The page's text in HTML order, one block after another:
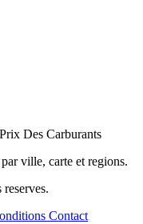
Prix Des Carburants
ville, carte et regions.
Contact